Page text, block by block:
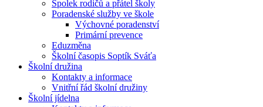
Spolek rodičů a přátel školy
Poradenské služby ve škole
Výchovné poradenství
Primární prevence
Eduzměna
Školní časopis Soptík Sváťa
Školní družina
Kontakty a informace
Vnitřní řád školní družiny
Školní jídelna